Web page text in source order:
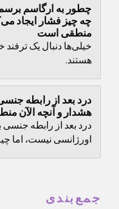
چطور به ارگاسم
چه چیز فشار ایجاد
منطقی است
خیلی‌ها دنبال یک
هستند.
درد بعد از رابطه
هشدار و آنچه الآن
درد بعد از رابطه
اورژانسی نیست، اما
جمع‌بندی